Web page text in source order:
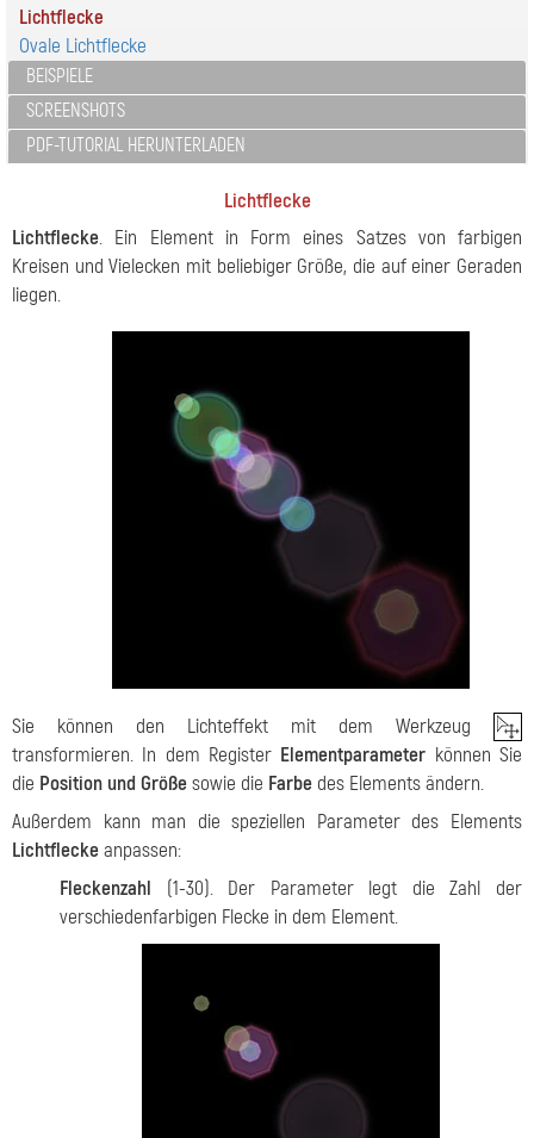
Lichtflecke
Ovale Lichtflecke
BEISPIELE
SCREENSHOTS
PDF-TUTORIAL HERUNTERLADEN
Lichtflecke
Lichtflecke. Ein Element in Form eines Satzes von farbigen
Kreisen und Vielecken mit beliebiger Größe, die auf einer Geraden
liegen.
Sie können den Lichteffekt mit dem Werkzeug
transformieren. In dem Register Elementparameter können Sie
die Position und Größesowie die Farbe des Elements ändern.
Außerdem kann man die speziellen Parameter des Elements
Lichtfleckeanpassen:
Fleckenzahl (1-30). Der Parameter legt die Zahl der
verschiedenfarbigen Flecke in dem Element.